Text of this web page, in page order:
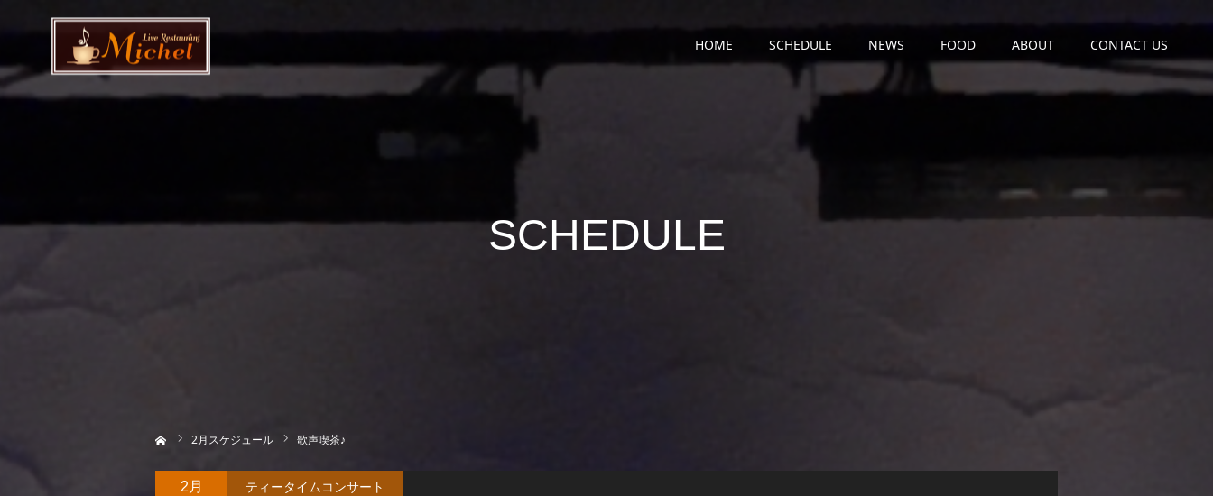
HOME SCHEDULE NEWS FOOD ABOUT CONTACT US
SCHEDULE
2月スケジュール 歌声喫茶♪
2月 ティータイムコンサート